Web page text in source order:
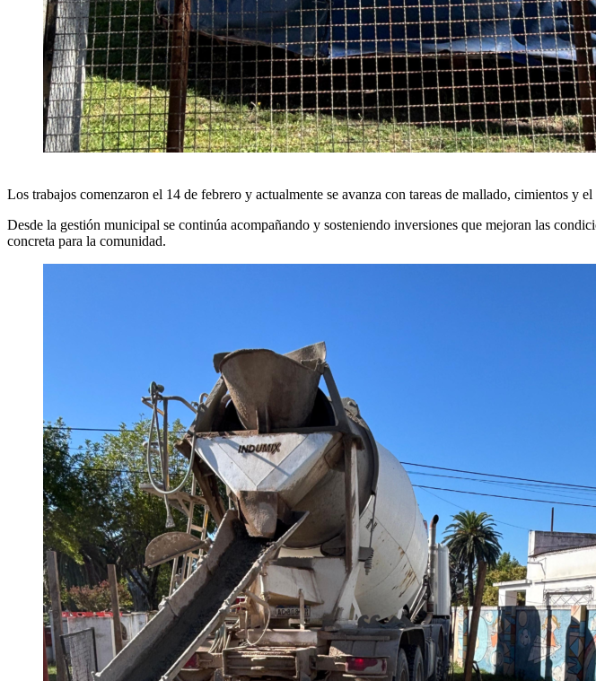
Los trabajos comenzaron el 14 de febrero y actualmente se avanza con tareas de mallado, cimientos y
Desde la gestión municipal se continúa acompañando y sosteniendo inversiones que mejoran las
concreta para la comunidad.